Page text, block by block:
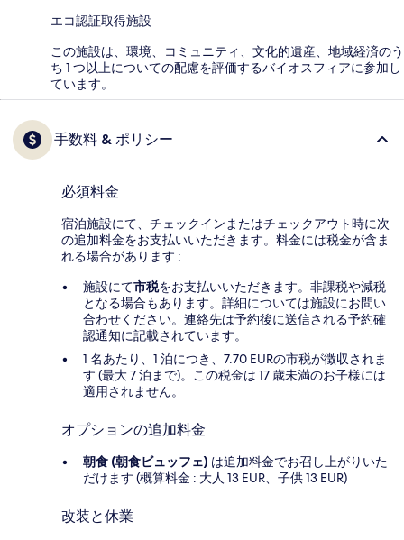
エコ認証取得施設
この施設は、環境、コミュニティ、文化的遺産、地域経済のう
ち 1 つ以上についての配慮を評価するバイオスフィアに参加し
ています。
手数料 & ポリシー
必須料金
宿泊施設にて、チェックインまたはチェックアウト時に次
の追加料金をお支払いいただきます。料金には税金が含ま
れる場合があります :
施設にて市税をお支払いいただきます。非課税や減税
となる場合もあります。詳細については施設にお問い
合わせください。連絡先は予約後に送信される予約確
認通知に記載されています。
1 名あたり、1 泊につき、7.70 EURの市税が徴収されま
す (最大 7 泊まで)。この税金は 17 歳未満のお子様には
適用されません。
オプションの追加料金
朝食 (朝食ビュッフェ) は追加料金でお召し上がりいた
だけます (概算料金 : 大人 13 EUR、子供 13 EUR)
改装と休業